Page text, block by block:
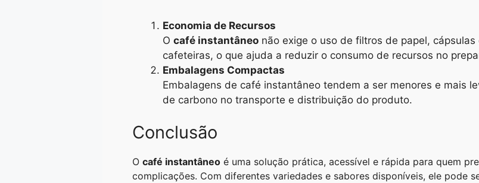
Economia de Recursos
O café instantâneo não exige o uso de filtros de papel,
cafeteiras, o que ajuda a reduzir o consumo de recursos no
Embalagens Compactas
Embalagens de café instantâneo tendem a ser menores e mais
de carbono no transporte e distribuição do produto.
Conclusão
O café instantâneo é uma solução prática, acessível e rápida para quem
complicações. Com diferentes variedades e sabores disponíveis, ele pode